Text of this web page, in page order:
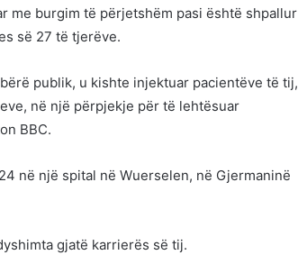
me burgim të përjetshëm pasi është shpallur
së 27 të tjerëve.
publik, u kishte injektuar pacientëve të tij,
në një përpjekje për të lehtësuar
BBC.
në një spital në Wuerselen, në Gjermaninë
gjatë karrierës së tij.